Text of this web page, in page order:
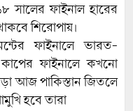
সালের ফাইনাল হারের
শিরোপায়।
ফাইনালে ভারত-
কাপের ফাইনালে কখনো
আজ পাকিস্তান জিতলে
হবে তারা